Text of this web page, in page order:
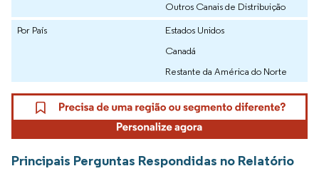
Outros Canais de Distribuição
Por País
Estados Unidos
Canadá
Restante da América do Norte
Principais Perguntas Respondidas no Relatório